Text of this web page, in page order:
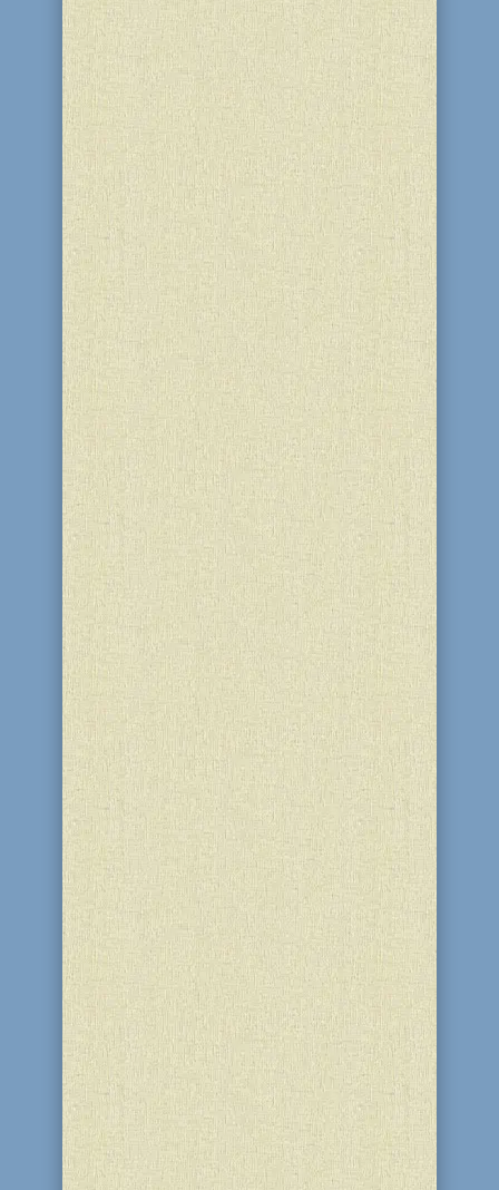
ТРЕТЬОГО ТАМУЗА СВІТ ВІДЗНАЧАЄ 32-
у РІЧНИЦЮ З ТОГО ДНЯ, КОЛИ ДУША
ВЕЛИКОГО ПРАВЕДНИКА, ОЧІЛЬНИКА
НАШОГО ПОКОЛІННЯ, СЬОМОГО
ЛЮБАВИЧСЬКОГО РЕБЕ ПОКИНУЛА
МАТЕРІАЛЬНИЙ СВІТ. У всіх громадах
ХаБаДа по всьому світу цього дня
відбуваються спеціальні заходи –
уроки, заняття,...
29 Сівана 5786 (14 червня 2026), на
честь Дня Ребе 3 Тамуза, у
благодійному центрі “Бейт Барух” і
синагозі “Бейт Реувен” (м. Кам'янське)
з ініціативи Головниго рабина міста,
реб Леві Іцхака Стамблера, пройшов
великий фарбренген для чоловіків.
Відео Ребе, вітальне...